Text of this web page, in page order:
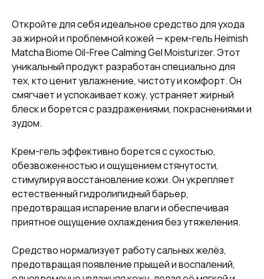
Откройте для себя идеальное средство для ухода
за жирной и проблемной кожей — крем-гель Heimish
Matcha Biome Oil-Free Calming Gel Moisturizer. Этот
уникальный продукт разработан специально для
тех, кто ценит увлажнение, чистоту и комфорт. Он
смягчает и успокаивает кожу, устраняет жирный
блеск и борется с раздражениями, покраснениями и
зудом.
Крем-гель эффективно борется с сухостью,
обезвоженностью и ощущением стянутости,
стимулируя восстановление кожи. Он укрепляет
естественный гидролипидный барьер,
предотвращая испарение влаги и обеспечивая
приятное ощущение охлаждения без утяжеления.
Средство нормализует работу сальных желёз,
предотвращая появление прыщей и воспалений,